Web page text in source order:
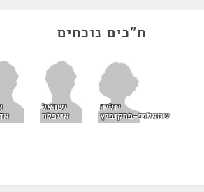
ח"כים נוכחים
יוליה
שמאלוב-ברקוביץ
ישראל
אייכלר